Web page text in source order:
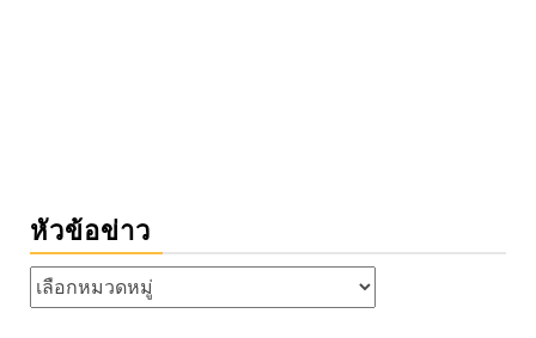
หัวข้อข่าว
หัวข้อ
ข่าว